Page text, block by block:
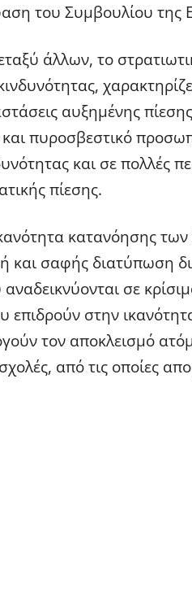
του Συμβουλίου της
άλλων, το
αυξημένης
πυροσβεστικό
και σε πολλές
πίεσης.
κατανόησης
και σαφής διατύπωση
σε
επιδρούν στην
τον αποκλεισμό
σχολές, από τις οποίες